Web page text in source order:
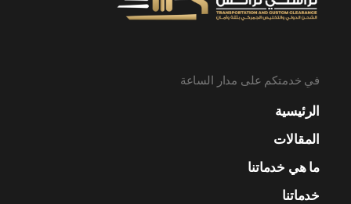
في خدمتكم على مدار الساعة
الرئيسية
المقالات
ما هي خدماتنا
خدماتنا